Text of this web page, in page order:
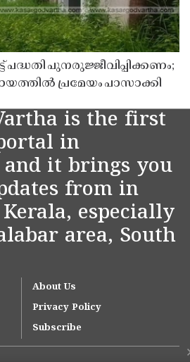
പുനരുജ്ജീവിപ്പിക്കണം;
പ്രമേയം പാസാക്കി
is the first
in
and it brings you
from in
especially
area, South
About Us
Privacy Policy
Subscribe